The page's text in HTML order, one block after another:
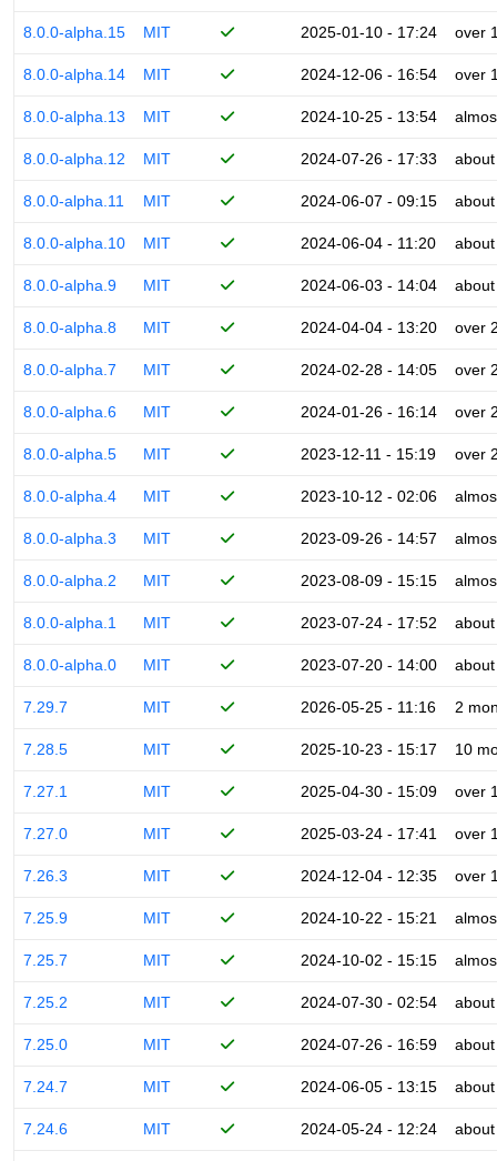
8.0.0-alpha.15 MIT 2025-01-10 - 17:24 over
8.0.0-alpha.14 MIT 2024-12-06 - 16:54 over
8.0.0-alpha.13 MIT 2024-10-25 - 13:54
8.0.0-alpha.12 MIT 2024-07-26 - 17:33
8.0.0-alpha.11 MIT 2024-06-07 - 09:15
8.0.0-alpha.10 MIT 2024-06-04 - 11:20
8.0.0-alpha.9 MIT 2024-06-03 - 14:04
8.0.0-alpha.8 MIT 2024-04-04 - 13:20 over
8.0.0-alpha.7 MIT 2024-02-28 - 14:05 over
8.0.0-alpha.6 MIT 2024-01-26 - 16:14 over
8.0.0-alpha.5 MIT 2023-12-11 - 15:19 over
8.0.0-alpha.4 MIT 2023-10-12 - 02:06
8.0.0-alpha.3 MIT 2023-09-26 - 14:57
8.0.0-alpha.2 MIT 2023-08-09 - 15:15
8.0.0-alpha.1 MIT 2023-07-24 - 17:52
8.0.0-alpha.0 MIT 2023-07-20 - 14:00
7.29.7 MIT 2026-05-25 - 11:16 2
7.28.5 MIT 2025-10-23 - 15:17 10
7.27.1 MIT 2025-04-30 - 15:09 over
7.27.0 MIT 2025-03-24 - 17:41 over
7.26.3 MIT 2024-12-04 - 12:35 over
7.25.9 MIT 2024-10-22 - 15:21
7.25.7 MIT 2024-10-02 - 15:15
7.25.2 MIT 2024-07-30 - 02:54
7.25.0 MIT 2024-07-26 - 16:59
7.24.7 MIT 2024-06-05 - 13:15
7.24.6 MIT 2024-05-24 - 12:24